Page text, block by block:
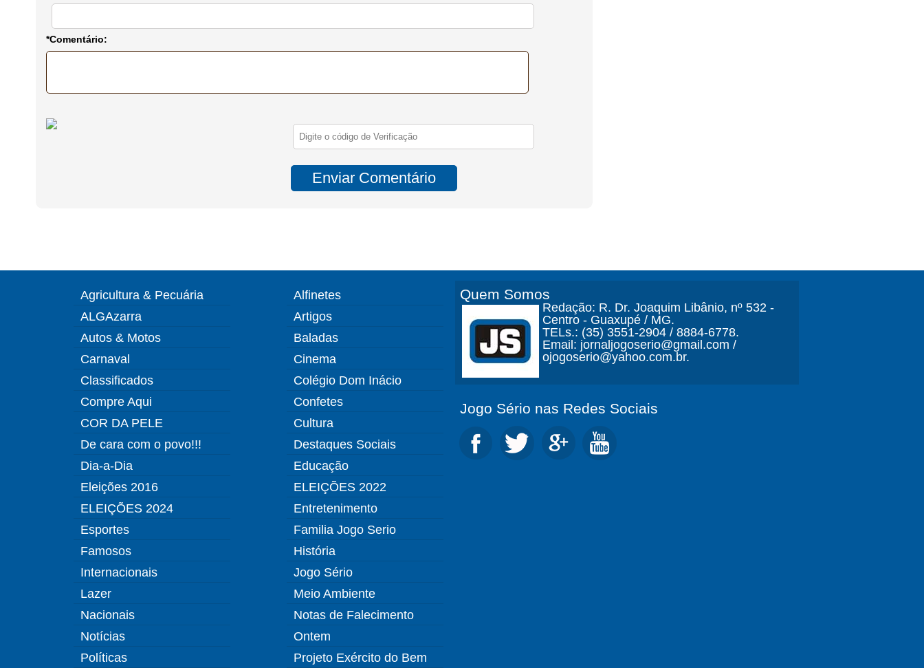
*Comentário:
Agricultura & Pecuária
ALGAzarra
Autos & Motos
Carnaval
Classificados
Compre Aqui
COR DA PELE
De cara com o povo!!!
Dia-a-Dia
Eleições 2016
ELEIÇÕES 2024
Esportes
Famosos
Internacionais
Lazer
Nacionais
Notícias
Políticas
Alfinetes
Artigos
Baladas
Cinema
Colégio Dom Inácio
Confetes
Cultura
Destaques Sociais
Educação
ELEIÇÕES 2022
Entretenimento
Familia Jogo Serio
História
Jogo Sério
Meio Ambiente
Notas de Falecimento
Ontem
Projeto Exército do Bem
Quem Somos
Redação: R. Dr. Joaquim Libânio, nº 532 -
Centro - Guaxupé / MG.
TELs.: (35) 3551-2904 / 8884-6778.
Email: jornaljogoserio@gmail.com /
ojogoserio@yahoo.com.br.
Jogo Sério nas Redes Sociais